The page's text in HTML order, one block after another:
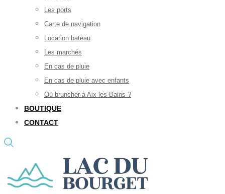
Les ports
Carte de navigation
Location bateau
Les marchés
En cas de pluie
En cas de pluie avec enfants
Où bruncher à Aix-les-Bains ?
BOUTIQUE
CONTACT